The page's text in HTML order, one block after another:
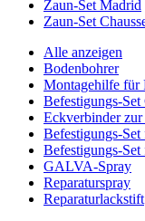
Zaun-Set Madrid
Zaun-Set
Alle anzeigen
Bodenbohrer
Montagehilfe für
Befestigungs-
Eckverbinder
Befestigungs-
Befestigungs-
GALVA-Spray
Reparaturspray
Reparaturlackstift